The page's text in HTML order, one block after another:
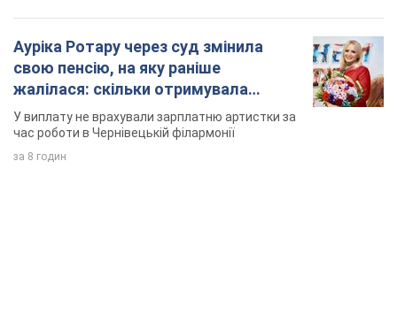
Ауріка Ротару через суд змінила
свою пенсію, на яку раніше
жалілася: скільки отримувала
співачка
У виплату не врахували зарплатню артистки за
час роботи в Чернівецькій філармонії
за 8 годин